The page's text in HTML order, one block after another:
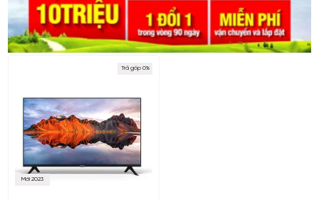
Mới 2023
Trả góp 0%